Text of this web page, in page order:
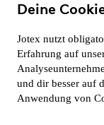
Deine
Jotex nutzt
Erfahrung auf
und dir besser auf
Anwendung von